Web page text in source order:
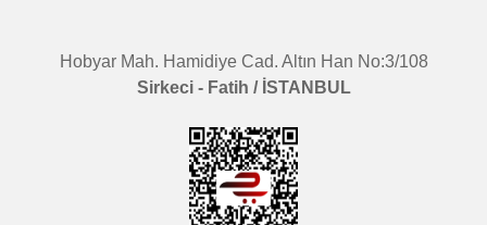
Hobyar Mah. Hamidiye Cad. Altın Han No:3/108
Sirkeci - Fatih / İSTANBUL